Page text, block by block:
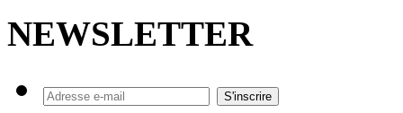
NEWSLETTER